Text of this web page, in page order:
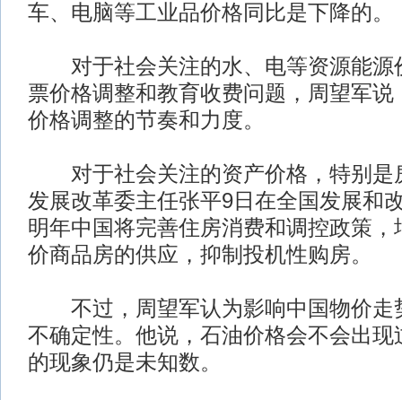
车、电脑等工业品价格同比是下降的。
对于社会关注的水、电等资源能源
票价格调整和教育收费问题，周望军说
价格调整的节奏和力度。
对于社会关注的资产价格，特别是
发展改革委主任张平9日在全国发展和
明年中国将完善住房消费和调控政策，
价商品房的供应，抑制投机性购房。
不过，周望军认为影响中国物价走
不确定性。他说，石油价格会不会出现
的现象仍是未知数。